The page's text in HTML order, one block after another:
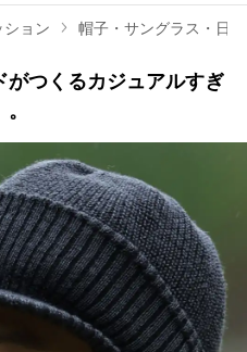
ション 帽子・サングラス・日
がつくるカジュアルすぎ